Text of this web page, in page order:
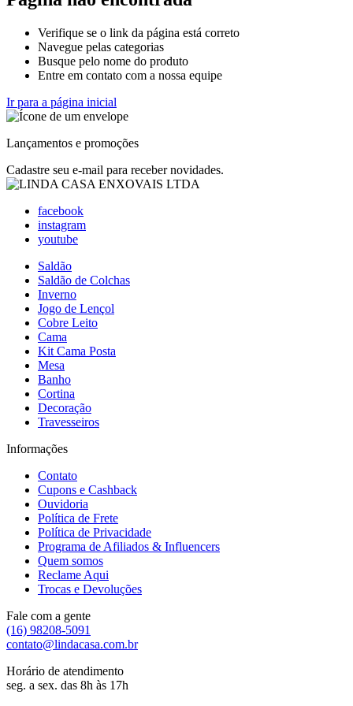
Verifique se o link da página está correto
Navegue pelas categorias
Busque pelo nome do produto
Entre em contato com a nossa equipe
Ir para a página inicial
Lançamentos e promoções
Cadastre seu e-mail para receber novidades.
facebook
instagram
youtube
Saldão
Saldão de Colchas
Inverno
Jogo de Lençol
Cobre Leito
Cama
Kit Cama Posta
Mesa
Banho
Cortina
Decoração
Travesseiros
Informações
Contato
Cupons e Cashback
Ouvidoria
Política de Frete
Política de Privacidade
Programa de Afiliados & Influencers
Quem somos
Reclame Aqui
Trocas e Devoluções
Fale com a gente
(16) 98208-5091
contato@lindacasa.com.br
Horário de atendimento
seg. a sex. das 8h às 17h